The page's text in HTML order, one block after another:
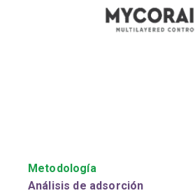
Metodología
Análisis de adsorción